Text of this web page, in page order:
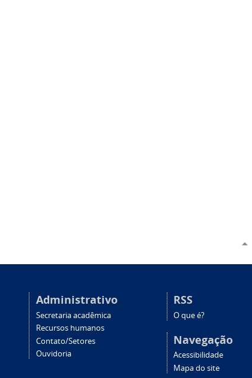
Administrativo
Secretaria acadêmica
Recursos humanos
Contato/Setores
Ouvidoria
RSS
O que é?
Navegação
Acessibilidade
Mapa do site